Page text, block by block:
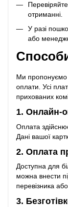
отриманні.
У разі
або
Ми пропонуємо
оплати. Усі
прихованих
1. Онлайн-
Оплата
Дані вашої
2. Оплата
Доступна для
можна внести
перевізника або
3.